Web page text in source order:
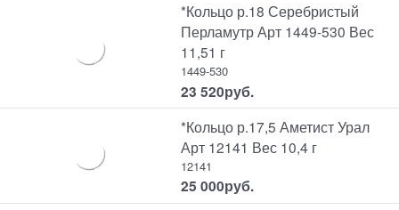
*Кольцо р.18 Серебристый
Перламутр Арт 1449-530 Вес
11,51 г
1449-530
23 520руб.
*Кольцо р.17,5 Аметист Урал
Арт 12141 Вес 10,4 г
12141
25 000руб.